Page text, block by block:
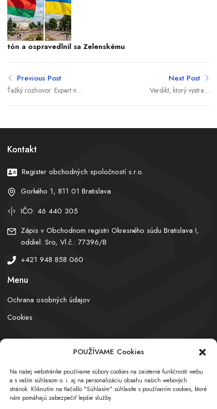
POUŽÍVAME Cookies
Na našej webstránke používame súbory cookies na zaistenie funkčnosti webu
a s vaším súhlasom o. i. aj na personalizáciu obsahu našich webových
stránok. Kliknutím na tlačidlo "Súhlasím" súhlasíte s používaním cookies, ktoré
nám pomáhajú zabezpečiť lepšie služby.
tón a ospravedlnil sa Zelenskému
Previous Post
Ťažký rozhovor: Expert na
Next Post
Verdikt, ktorý vystrašil
Kontakt
Register obchodných spoločností s.r.o.
Gorkého 1, 811 01 Bratislava
IČO: 46 440 305
Zápis v Obchodnom registri Okresného súdu Bratislava I,
oddiel: Sro, Vl.č.: 77396/B
+421 948 858 060
Menu
Ochrana osobných údajov
Cookies